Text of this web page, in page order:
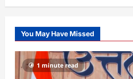
You May Have Missed
1 minute read